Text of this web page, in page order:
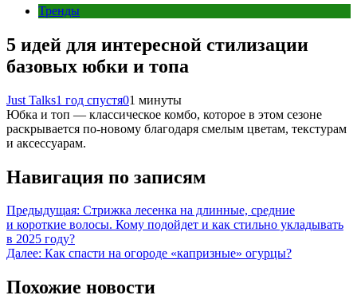
Тренды
5 идей для интересной стилизации
базовых юбки и топа
Just Talks1 год спустя01 минуты
Юбка и топ — классическое комбо, которое в этом сезоне
раскрывается по-новому благодаря смелым цветам, текстурам
и аксессуарам.
Навигация по записям
Предыдущая: Стрижка лесенка на длинные, средние
и короткие волосы. Кому подойдет и как стильно укладывать
в 2025 году?
Далее: Как спасти на огороде «капризные» огурцы?
Похожие новости